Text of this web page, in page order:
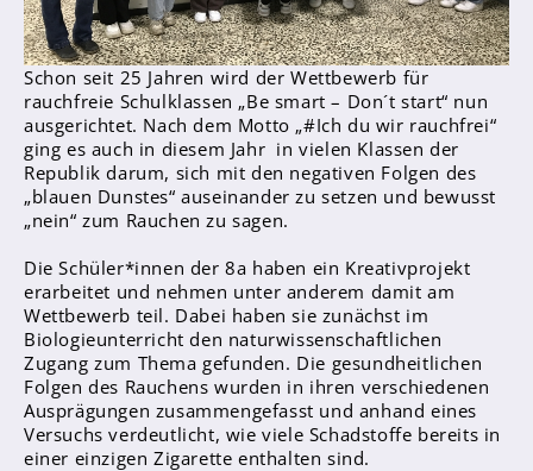
Sanitätsdienst
Eltern
Förderverein
Elternvertreter*innen
Mitarbeiter*innen
Hausmeister
Lehrer*innen Ausbildung
Praktika und Praxissemester
Referendariat
Schon seit 25 Jahren wird der Wettbewerb für
rauchfreie Schulklassen „Be smart – Don´t start“ nun
ausgerichtet. Nach dem Motto „#Ich du wir rauchfrei“
ging es auch in diesem Jahr in vielen Klassen der
Republik darum, sich mit den negativen Folgen des
„blauen Dunstes“ auseinander zu setzen und bewusst
„nein“ zum Rauchen zu sagen.
Die Schüler*innen der 8a haben ein Kreativprojekt
erarbeitet und nehmen unter anderem damit am
Wettbewerb teil. Dabei haben sie zunächst im
Biologieunterricht den naturwissenschaftlichen
Zugang zum Thema gefunden. Die gesundheitlichen
Folgen des Rauchens wurden in ihren verschiedenen
Ausprägungen zusammengefasst und anhand eines
Versuchs verdeutlicht, wie viele Schadstoffe bereits in
einer einzigen Zigarette enthalten sind.